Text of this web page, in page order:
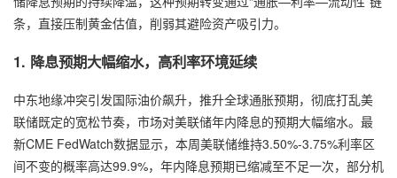
条，直接压制黄金估值，削弱其避险资产吸引力。
1. 降息预期大幅缩水，高利率环境延续
中东地缘冲突引发国际油价飙升，推升全球通胀预期，彻底打乱美
联储既定的宽松节奏，市场对美联储年内降息的预期大幅缩水。最
新CME FedWatch数据显示，本周美联储维持3.50%-3.75%利率区
间不变的概率高达99.9%，年内降息预期已缩减至不足一次，部分机